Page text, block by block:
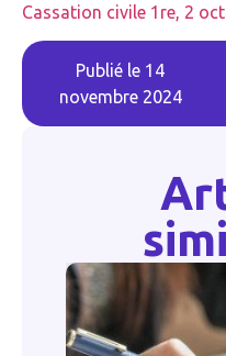
Cassation civile 1re, 2
Publié le 14
novembre 2024